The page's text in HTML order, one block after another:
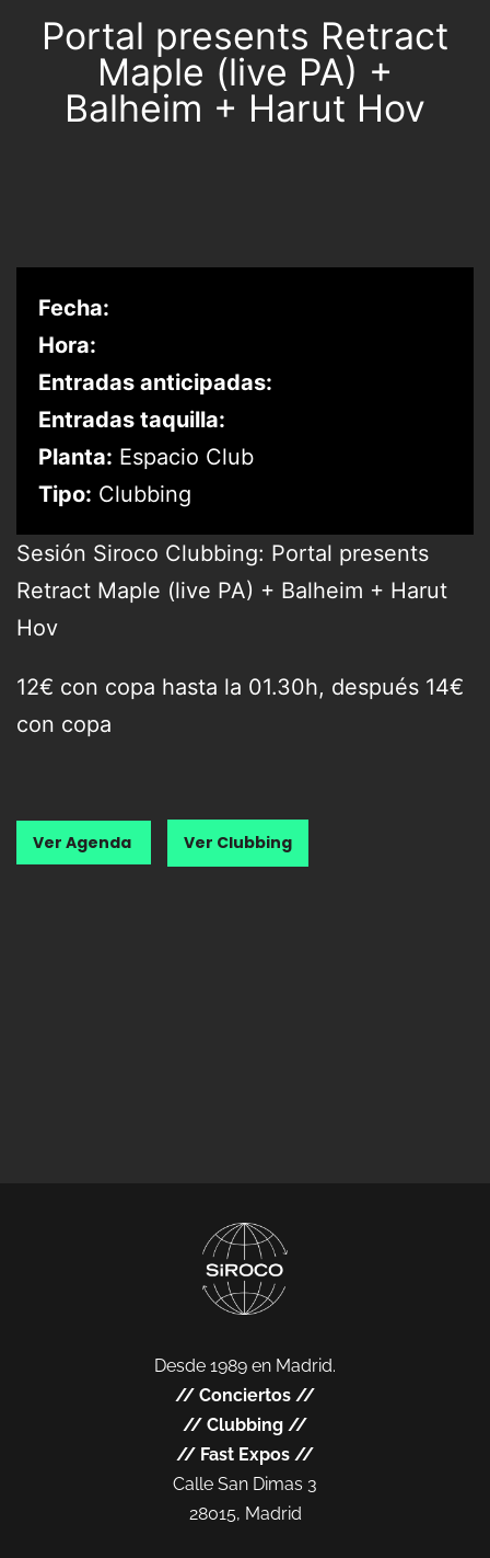
Portal presents Retract
Maple (live PA) +
Balheim + Harut Hov
Fecha:
Hora:
Entradas anticipadas:
Entradas taquilla:
Planta: Espacio Club
Tipo: Clubbing
Sesión Siroco Clubbing: Portal presents
Retract Maple (live PA) + Balheim + Harut
Hov
12€ con copa hasta la 01.30h, después 14€
con copa
Ver Agenda Ver Clubbing
Desde 1989 en Madrid.
// Conciertos //
// Clubbing //
// Fast Expos //
Calle San Dimas 3
28015, Madrid